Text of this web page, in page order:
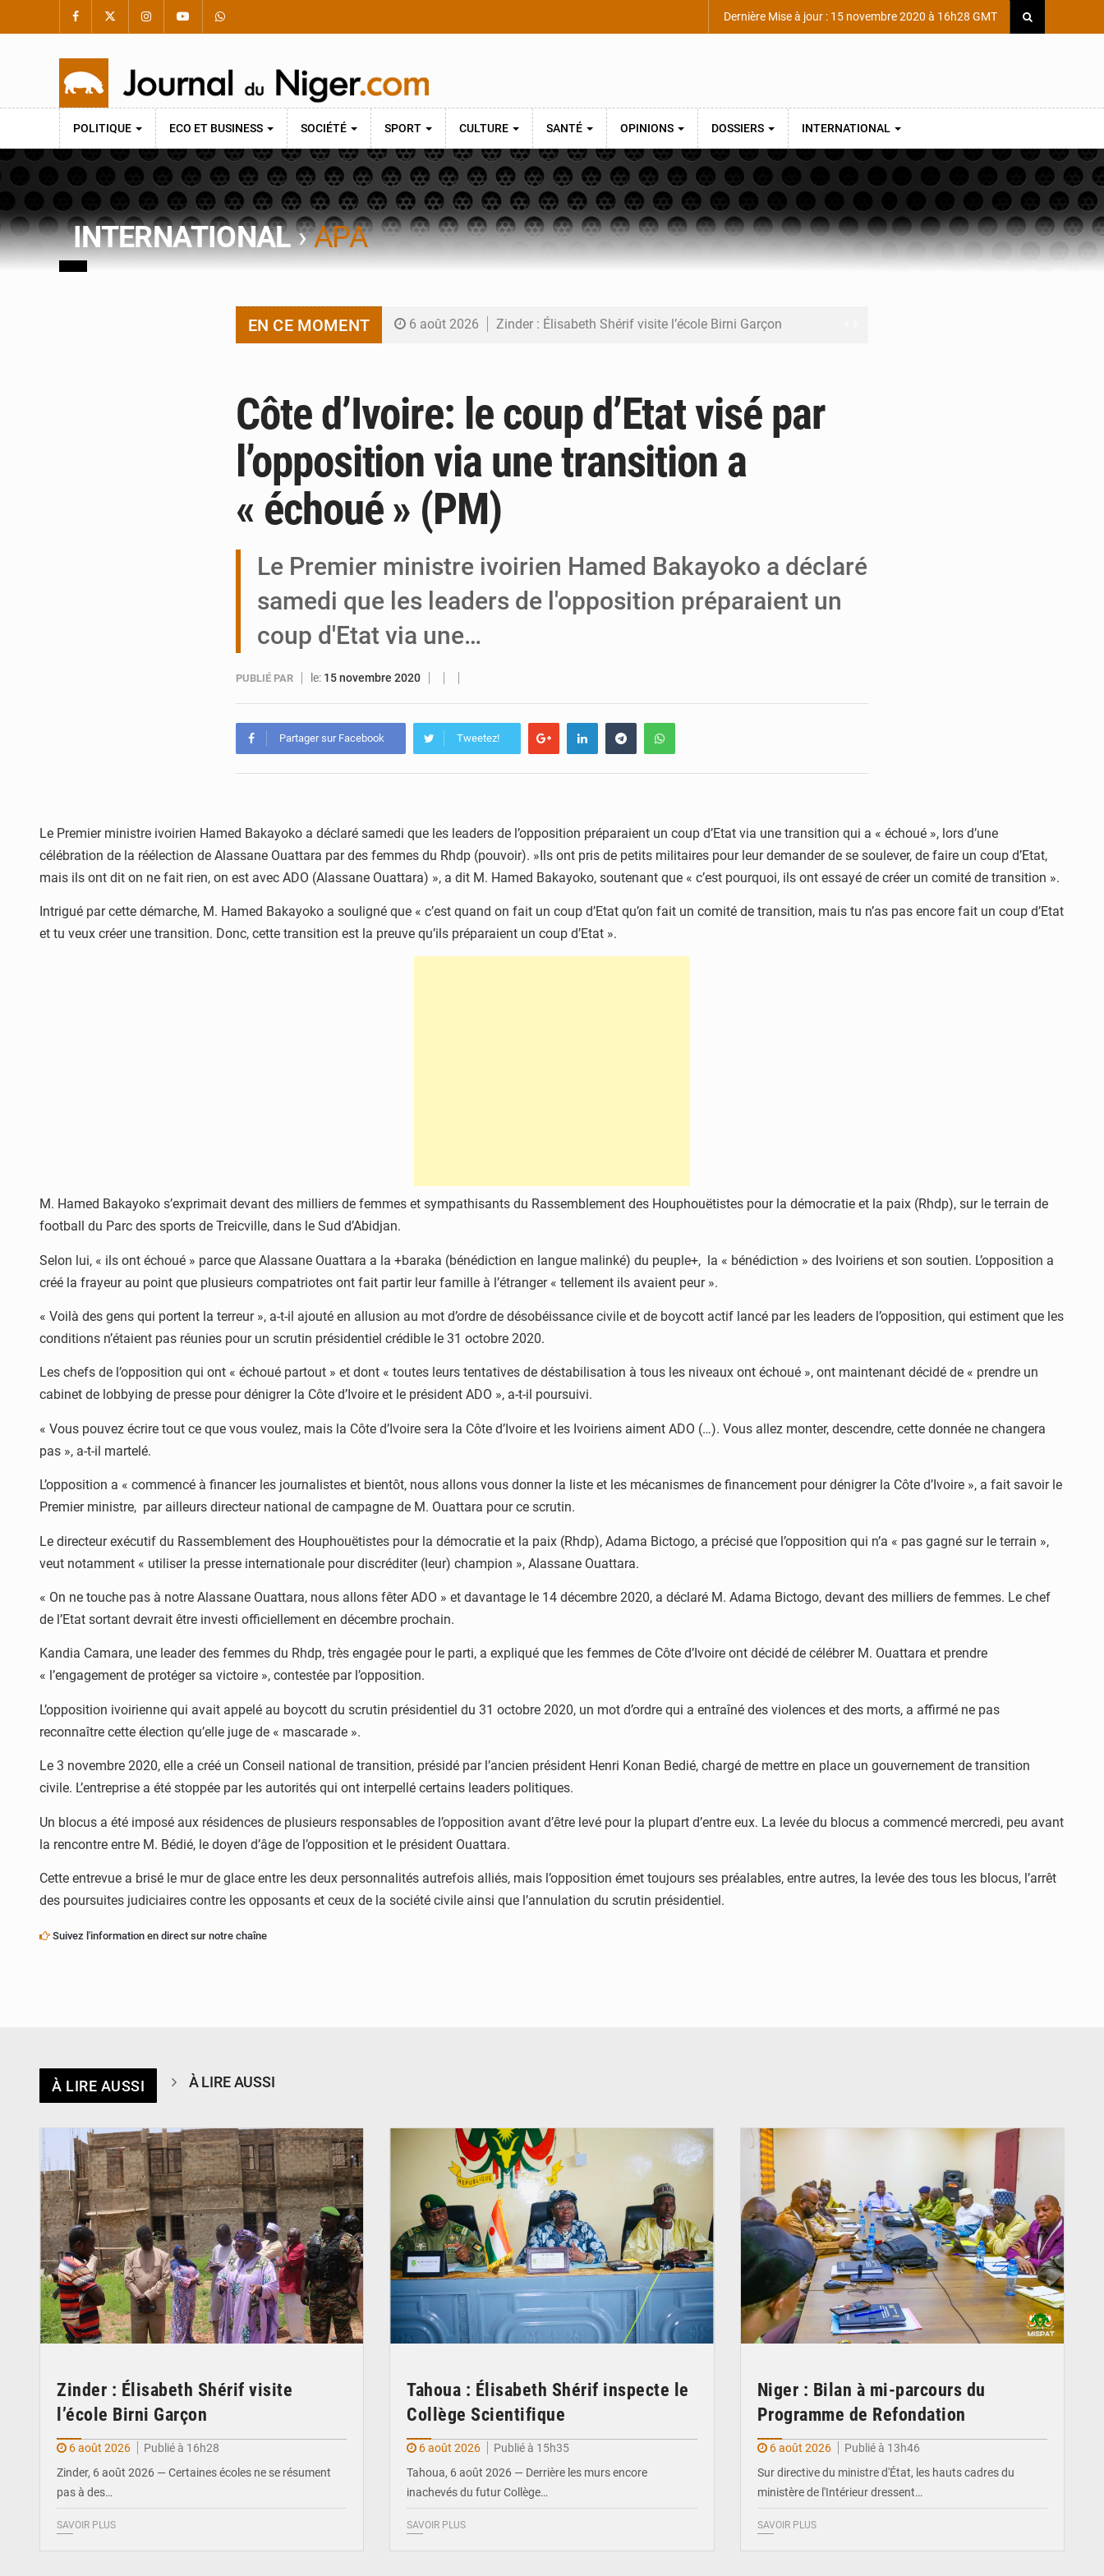
Dernière Mise à jour : 15 novembre 2020 à 16h28 GMT
POLITIQUE ECO ET BUSINESS SOCIÉTÉ SPORT CULTURE SANTÉ OPINIONS DOSSIERS INTERNATIONAL
INTERNATIONAL›APA
EN CE MOMENT 6 août 2026 Zinder : Élisabeth Shérif visite l’école Birni Garçon
6 août 2026 Niger : Bilan à mi-parcours du Programme de Refondation
6 août 2026 Chasse aux gabegies à Niamey : 74 milliards de FCFA recouvrés par la COLDEFF
5 août 2026 Tibiri : le dialogue, nouveau terrain de jeu pour la paix
Côte d’Ivoire: le coup d’Etat visé par
l’opposition via une transition a
« échoué » (PM)
Le Premier ministre ivoirien Hamed Bakayoko a déclaré
samedi que les leaders de l'opposition préparaient un
coup d'Etat via une…
PUBLIÉ PAR le: 15 novembre 2020
Partager sur Facebook Tweetez!
Le Premier ministre ivoirien Hamed Bakayoko a déclaré samedi que les leaders de l’opposition préparaient un coup d’Etat via une transition qui a « échoué », lors d’une
célébration de la réélection de Alassane Ouattara par des femmes du Rhdp (pouvoir). »Ils ont pris de petits militaires pour leur demander de se soulever, de faire un coup d’Etat,
mais ils ont dit on ne fait rien, on est avec ADO (Alassane Ouattara) », a dit M. Hamed Bakayoko, soutenant que « c’est pourquoi, ils ont essayé de créer un comité de transition ».
Intrigué par cette démarche, M. Hamed Bakayoko a souligné que « c’est quand on fait un coup d’Etat qu’on fait un comité de transition, mais tu n’as pas encore fait un coup d’Etat
et tu veux créer une transition. Donc, cette transition est la preuve qu’ils préparaient un coup d’Etat ».
M. Hamed Bakayoko s’exprimait devant des milliers de femmes et sympathisants du Rassemblement des Houphouëtistes pour la démocratie et la paix (Rhdp), sur le terrain de
football du Parc des sports de Treicville, dans le Sud d’Abidjan.
Selon lui, « ils ont échoué » parce que Alassane Ouattara a la +baraka (bénédiction en langue malinké) du peuple+, la « bénédiction » des Ivoiriens et son soutien. L’opposition a
créé la frayeur au point que plusieurs compatriotes ont fait partir leur famille à l’étranger « tellement ils avaient peur ».
« Voilà des gens qui portent la terreur », a-t-il ajouté en allusion au mot d’ordre de désobéissance civile et de boycott actif lancé par les leaders de l’opposition, qui estiment que les
conditions n’étaient pas réunies pour un scrutin présidentiel crédible le 31 octobre 2020.
Les chefs de l’opposition qui ont « échoué partout » et dont « toutes leurs tentatives de déstabilisation à tous les niveaux ont échoué », ont maintenant décidé de « prendre un
cabinet de lobbying de presse pour dénigrer la Côte d’Ivoire et le président ADO », a-t-il poursuivi.
« Vous pouvez écrire tout ce que vous voulez, mais la Côte d’Ivoire sera la Côte d’Ivoire et les Ivoiriens aiment ADO (…). Vous allez monter, descendre, cette donnée ne changera
pas », a-t-il martelé.
L’opposition a « commencé à financer les journalistes et bientôt, nous allons vous donner la liste et les mécanismes de financement pour dénigrer la Côte d’Ivoire », a fait savoir le
Premier ministre, par ailleurs directeur national de campagne de M. Ouattara pour ce scrutin.
Le directeur exécutif du Rassemblement des Houphouëtistes pour la démocratie et la paix (Rhdp), Adama Bictogo, a précisé que l’opposition qui n’a « pas gagné sur le terrain »,
veut notamment « utiliser la presse internationale pour discréditer (leur) champion », Alassane Ouattara.
« On ne touche pas à notre Alassane Ouattara, nous allons fêter ADO » et davantage le 14 décembre 2020, a déclaré M. Adama Bictogo, devant des milliers de femmes. Le chef
de l’Etat sortant devrait être investi officiellement en décembre prochain.
Kandia Camara, une leader des femmes du Rhdp, très engagée pour le parti, a expliqué que les femmes de Côte d’Ivoire ont décidé de célébrer M. Ouattara et prendre
« l’engagement de protéger sa victoire », contestée par l’opposition.
L’opposition ivoirienne qui avait appelé au boycott du scrutin présidentiel du 31 octobre 2020, un mot d’ordre qui a entraîné des violences et des morts, a affirmé ne pas
reconnaître cette élection qu’elle juge de « mascarade ».
Le 3 novembre 2020, elle a créé un Conseil national de transition, présidé par l’ancien président Henri Konan Bedié, chargé de mettre en place un gouvernement de transition
civile. L’entreprise a été stoppée par les autorités qui ont interpellé certains leaders politiques.
Un blocus a été imposé aux résidences de plusieurs responsables de l’opposition avant d’être levé pour la plupart d’entre eux. La levée du blocus a commencé mercredi, peu avant
la rencontre entre M. Bédié, le doyen d’âge de l’opposition et le président Ouattara.
Cette entrevue a brisé le mur de glace entre les deux personnalités autrefois alliés, mais l’opposition émet toujours ses préalables, entre autres, la levée des tous les blocus, l’arrêt
des poursuites judiciaires contre les opposants et ceux de la société civile ainsi que l’annulation du scrutin présidentiel.
Suivez l'information en direct sur notre chaîne
À LIRE AUSSI À LIRE AUSSI
Zinder : Élisabeth Shérif visite
l’école Birni Garçon
6 août 2026
Publié à 16h28
Zinder, 6 août 2026 — Certaines écoles ne se résument
pas à des…
SAVOIR PLUS
Tahoua : Élisabeth Shérif inspecte le
Collège Scientifique
6 août 2026
Publié à 15h35
Tahoua, 6 août 2026 — Derrière les murs encore
inachevés du futur Collège…
SAVOIR PLUS
Niger : Bilan à mi-parcours du
Programme de Refondation
6 août 2026
Publié à 13h46
Sur directive du ministre d'État, les hauts cadres du
ministère de l'Intérieur dressent…
SAVOIR PLUS